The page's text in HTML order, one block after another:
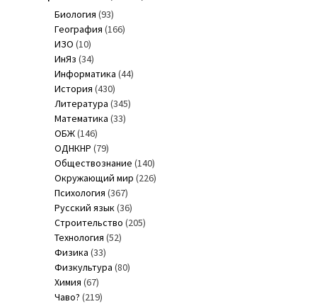
Биология (93)
География (166)
ИЗО (10)
ИнЯз (34)
Информатика (44)
История (430)
Литература (345)
Математика (33)
ОБЖ(146)
ОДНКНР (79)
Обществознание (140)
Окружающий мир (226)
Психология (367)
Русский язык (36)
Строительство (205)
Технология (52)
Физика (33)
Физкультура (80)
Химия (67)
Чаво? (219)